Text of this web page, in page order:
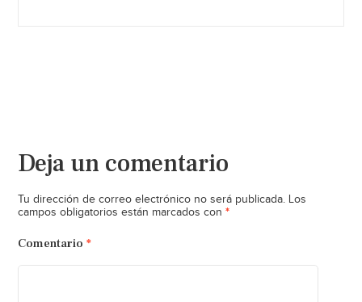
Deja un comentario
Tu dirección de correo electrónico no será publicada. Los
campos obligatorios están marcados con *
Comentario *